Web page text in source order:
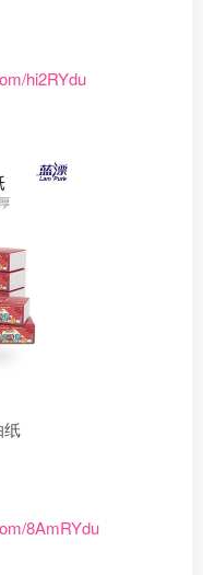
hi2RYdu
纸
8AmRYdu